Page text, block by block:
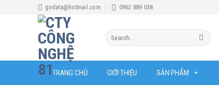
gndata@hotmail.com 0962 889 038
Search
for:
TRANG CHỦ GIỚI THIỆU SẢN PHẨM